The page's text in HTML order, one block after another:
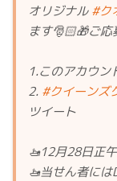
オリジナル#ク
ます🎅🏻🎁ご応
1.このアカウン
2. #クイーンズ
ツイート
🚤12月28日正
🚤当せん者には